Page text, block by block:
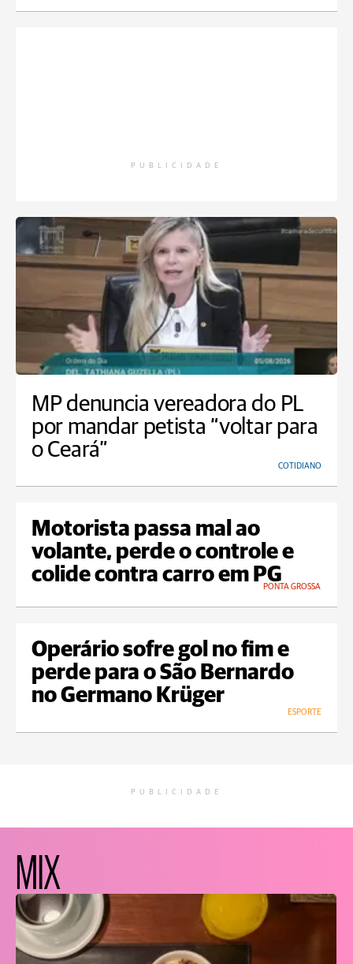
PUBLICIDADE
MP denuncia vereadora do PL
por mandar petista “voltar para
o Ceará”
COTIDIANO
Motorista passa mal ao
volante, perde o controle e
colide contra carro em PG
PONTA GROSSA
Operário sofre gol no fim e
perde para o São Bernardo
no Germano Krüger
ESPORTE
PUBLICIDADE
MIX